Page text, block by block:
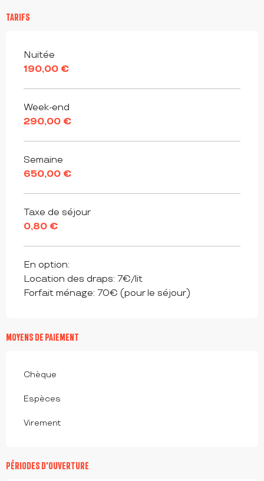
TARIFS
Tarifs 2026
Nuitée
190,00 €
Week-end
290,00 €
Semaine
650,00 €
Taxe de séjour
0,80 €
En option:
Location des draps: 7€/lit
Forfait ménage: 70€ (pour le séjour)
MOYENS DE PAIEMENT
Chèque
Espèces
Virement
PÉRIODES D'OUVERTURE